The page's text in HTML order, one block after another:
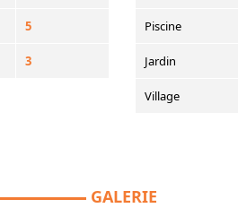
5
3
Piscine
Jardin
Village
GALERIE